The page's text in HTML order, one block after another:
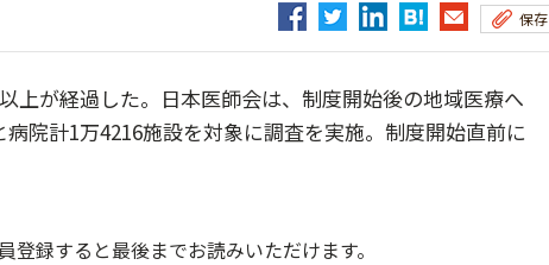
保存
上が経過した。日本医師会は、制度開始後の地域医療へ
院計1万4216施設を対象に調査を実施。制度開始直前に
登録すると最後までお読みいただけます。